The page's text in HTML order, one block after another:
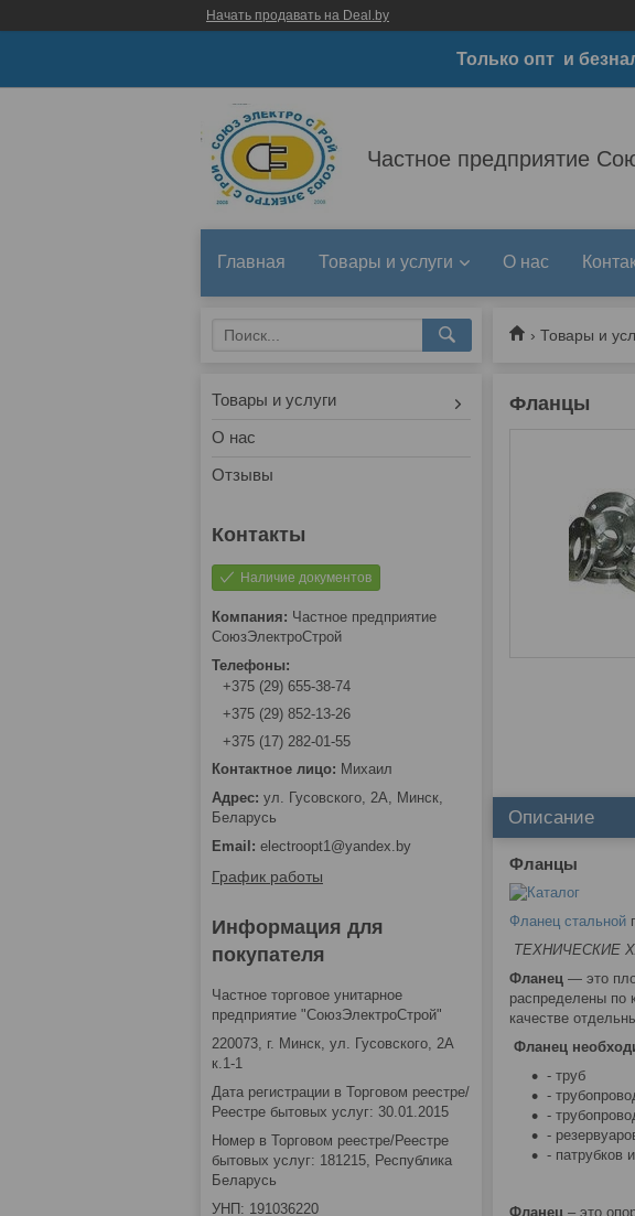
Начать продавать на Deal.by
Только опт и
Частное предприятие
Главная Товары и услуги О нас
Товары и
Фланцы
Описание
Фланцы
Фланец стальной
ТЕХНИЧЕСКИЕ
Фланец — это
распределены по
качестве
Фланец
- труб
-
-
-
- патрубков
Фланец – это
Товары и услуги
О нас
Отзывы
Наличие документов
Частное предприятие
СоюзЭлектроСтрой
+375 (29) 655-38-74
+375 (29) 852-13-26
+375 (17) 282-01-55
Михаил
ул. Гусовского, 2А, Минск,
Беларусь
electroopt1@yandex.by
График работы
Информация для
покупателя
Частное торговое унитарное
предприятие "СоюзЭлектроСтрой"
220073, г. Минск, ул. Гусовского, 2А
к.1-1
Дата регистрации в Торговом реестре/
Реестре бытовых услуг: 30.01.2015
Номер в Торговом реестре/Реестре
бытовых услуг: 181215, Республика
Беларусь
УНП: 191036220